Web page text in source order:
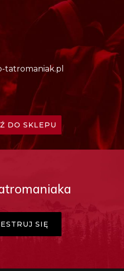
tatromaniak.pl
DO SKLEPU
SIĘ